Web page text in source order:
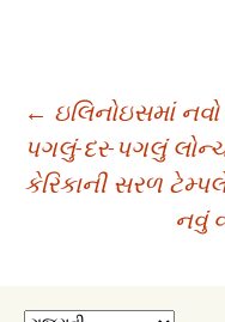
Post
navigation
← ઇલિનોઇસમાં
પગલું-દર-પગલું લોન્ચ
કેરિકાની સરળ
નવું